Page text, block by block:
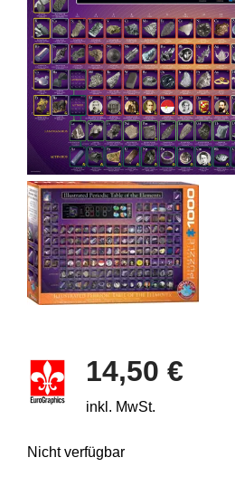
14,50 €
inkl. MwSt.
Nicht verfügbar